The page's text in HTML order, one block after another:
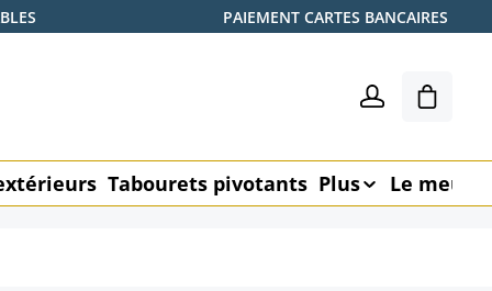
PAIEMENT CARTES BANCAIRES
Le
Tabourets pivotants Plus Le